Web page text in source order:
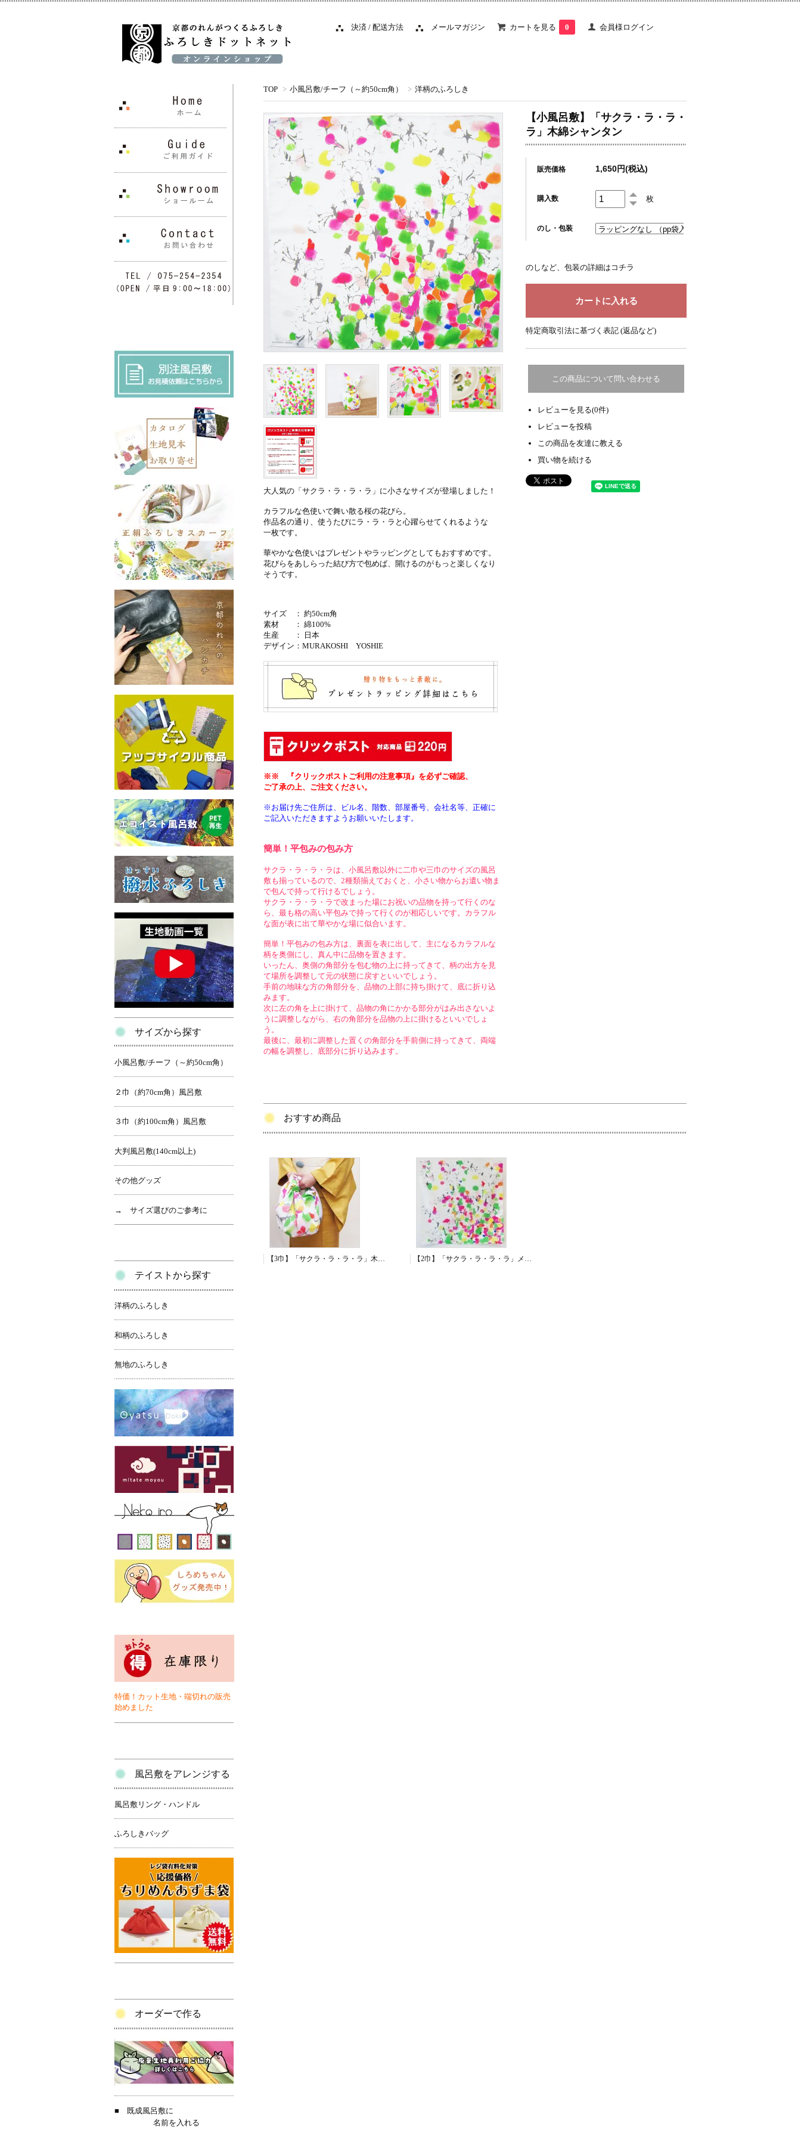
決済 / 配送方法 メールマガジン カートを見る 0 会員様ログイン
TOP > 小風呂敷/チーフ（～約50cm角） > 洋柄のふろしき
【小風呂敷】「サクラ・ラ・ラ・
ラ」木綿シャンタン
販売価格 1,650円(税込)
購入数 枚
のし・包装
大人気の「サクラ・ラ・ラ・ラ」に小さなサイズが登場しました！
カラフルな色使いで舞い散る桜の花びら。
作品名の通り、使うたびにラ・ラ・ラと心躍らせてくれるような
一枚です。
華やかな色使いはプレゼントやラッピングとしてもおすすめです。
花びらをあしらった結び方で包めば、開けるのがもっと楽しくなり
そうです。
サイズ ： 約50cm角
素材 ： 綿100%
生産 ： 日本
デザイン： MURAKOSHI YOSHIE
※※ 『クリックポストご利用の注意事項』を必ずご確認、
ご了承の上、ご注文ください。
※お届け先ご住所は、ビル名、階数、部屋番号、会社名等、正確に
ご記入いただきますようお願いいたします。
簡単！平包みの包み方
サクラ・ラ・ラ・ラは、小風呂敷以外に二巾や三巾のサイズの風呂
敷も揃っているので、2種類揃えておくと、小さい物からお遣い物ま
で包んで持って行けるでしょう。
サクラ・ラ・ラ・ラで改まった場にお祝いの品物を持って行くのな
ら、最も格の高い平包みで持って行くのが相応しいです。カラフル
な面が表に出て華やかな場に似合います。
簡単！平包みの包み方は、裏面を表に出して、主になるカラフルな
柄を奥側にし、真ん中に品物を置きます。
いったん、奥側の角部分を包む物の上に持ってきて、柄の出方を見
て場所を調整して元の状態に戻すといいでしょう。
手前の地味な方の角部分を、品物の上部に持ち掛けて、底に折り込
みます。
次に左の角を上に掛けて、品物の角にかかる部分がはみ出さないよ
うに調整しながら、右の角部分を品物の上に掛けるといいでしょ
う。
最後に、最初に調整した置くの角部分を手前側に持ってきて、両端
の幅を調整し、底部分に折り込みます。
のしなど、包装の詳細はコチラ
特定商取引法に基づく表記 (返品など)
この商品について問い合わせる
レビューを見る(0件)
レビューを投稿
この商品を友達に教える
買い物を続ける
おすすめ商品
サイズから探す
小風呂敷/チーフ（～約50cm角）
２巾（約70cm角）風呂敷
３巾（約100cm角）風呂敷
大判風呂敷(140cm以上)
その他グッズ
→ サイズ選びのご参考に
テイストから探す
洋柄のふろしき
和柄のふろしき
無地のふろしき
特価！カット生地・端切れの販売
始めました
風呂敷をアレンジする
風呂敷リング・ハンドル
ふろしきバッグ
オーダーで作る
■ 既成風呂敷に
名前を入れる